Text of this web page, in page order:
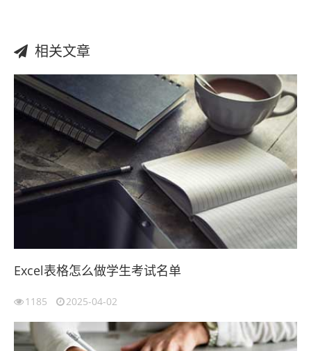
相关文章
Excel表格怎么做学生考试名单
1185 2025-04-02